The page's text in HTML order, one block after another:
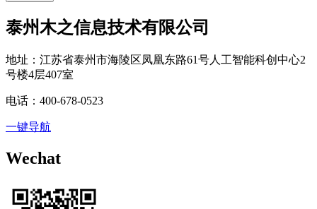
泰州木之信息技术有限公司
地址：江苏省泰州市海陵区凤凰东路61号人工智能科创中心2
号楼4层407室
电话：400-678-0523
一键导航
Wechat